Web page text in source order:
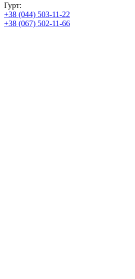
Гурт:
+38 (044) 503-11-22
+38 (067) 502-11-66